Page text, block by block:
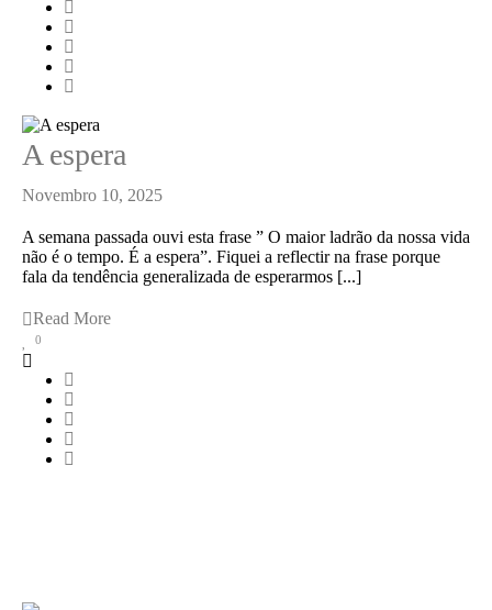
A espera
Novembro 10, 2025
A semana passada ouvi esta frase ” O maior ladrão da nossa vida
não é o tempo. É a espera”. Fiquei a reflectir na frase porque
fala da tendência generalizada de esperarmos [...]
Read More
0